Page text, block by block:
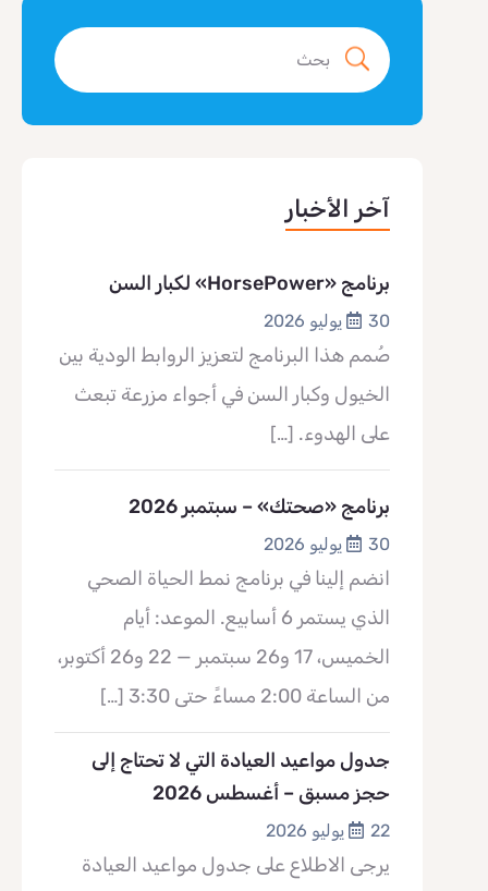
آخر الأخبار
برنامج «HorsePower» لكبار السن
30 يوليو 2026
صُمم هذا البرنامج لتعزيز الروابط الودية بين
الخيول وكبار السن في أجواء مزرعة تبعث
على الهدوء. […]
برنامج «صحتك» – سبتمبر 2026
30 يوليو 2026
انضم إلينا في برنامج نمط الحياة الصحي
الذي يستمر 6 أسابيع. الموعد: أيام
الخميس، 17 و26 سبتمبر — 22 و26 أكتوبر،
من الساعة 2:00 مساءً حتى 3:30
[…]
جدول مواعيد العيادة التي لا تحتاج إلى
حجز مسبق – أغسطس 2026
22 يوليو 2026
يرجى الاطلاع على جدول مواعيد العيادة